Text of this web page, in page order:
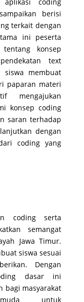
berisi
terkait dengan
ini peserta
konsep
text
siswa membuat
paparan materi
mengajukan
konsep coding
saran terhadap
dengan
coding yang
coding serta
semangat
Jawa Timur.
siswa sesuai
Dengan
dasar ini
bagi masyarakat
untuk